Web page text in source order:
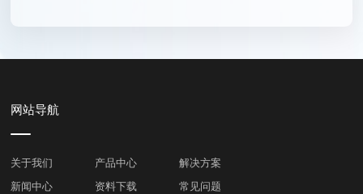
网站导航
关于我们 产品中心
解决方案
新闻中心
资料下载
常见问题